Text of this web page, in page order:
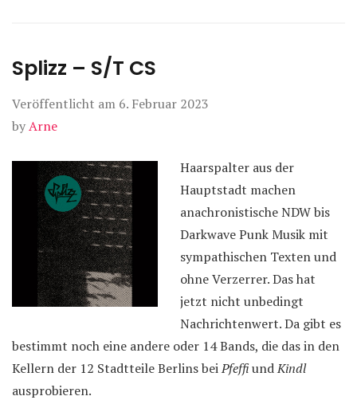
Splizz – S/T CS
Veröffentlicht am 6. Februar 2023
byArne
Haarspalter aus der
Hauptstadt machen
anachronistische NDW bis
Darkwave Punk Musik mit
sympathischen Texten und
ohne Verzerrer. Das hat
jetzt nicht unbedingt
Nachrichtenwert. Da gibt es
bestimmt noch eine andere oder 14 Bands, die das in den
Kellern der 12 Stadtteile Berlins beiPfeffiundKindl
ausprobieren.